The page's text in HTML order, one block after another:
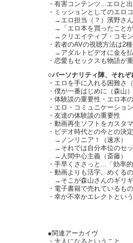
・有害コンテンツ...エロと
・ミッションとしてのエロ
→エロ担当（？）濱野さ
→「エロ本を買ったこと
→クリエイティブ・コモ
・若者のAVの視聴方法は2
→アダルトビデオに金を
・恋愛もセックスも物語が
○パーソナリティ陣、それ
・エロを手に入れる困難さ
・僕が一番はじめに（森山）
・体験談の重要性・エロ本
・エロ・コミュニケーショ
・友達の体験談の重要性
・動画再生ソフトをカスタ
・ビデオ時代との今との決
→ノンリニア！（速水）
→それでは自分本位のセ
→人間中心主義（斎藤）
・手早くささっと...「効率
・動画よりも活字。めくる
→そこが森山さんのギリ
・電子書籍で売れているも
・幸か不幸かエレクトとい
●関連アーカイヴ
・大人になるということ